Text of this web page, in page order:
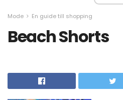
Mode En guide till shopping
Beach Shorts